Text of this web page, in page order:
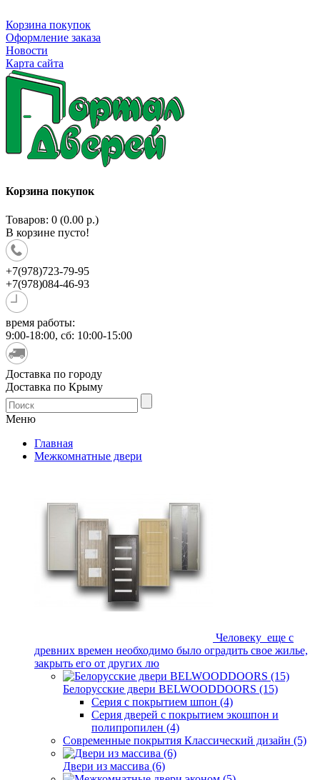
Корзина покупок
Оформление заказа
Новости
Карта сайта
Корзина покупок
Товаров: 0 (0.00 р.)
В корзине пусто!
+7(978)723-79-95
+7(978)084-46-93
время работы:
9:00-18:00, сб: 10:00-15:00
Доставка по городу
Доставка по Крыму
Меню
Главная
Межкомнатные двери
Человеку еще с
древних времен необходимо было оградить свое жилье,
закрыть его от других лю
Белорусские двери BELWOODDOORS (15)
Серия с покрытием шпон (4)
Серия дверей с покрытием экошпон и
полипропилен (4)
Современные покрытия Классический дизайн (5)
Двери из массива (6)